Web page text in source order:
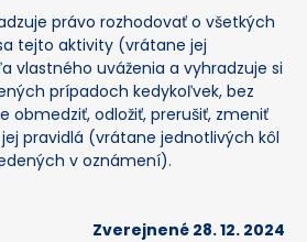
právo rozhodovať o všetkých
tejto aktivity (vrátane jej
vlastného uváženia a vyhradzuje si
prípadoch kedykoľvek, bez
obmedziť, odložiť, prerušiť, zmeniť
pravidlá (vrátane jednotlivých kôl
v oznámení).
Zverejnené 28. 12. 2024